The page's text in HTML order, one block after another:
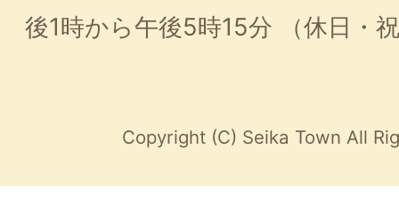
後1時から午後5時15分
（休日・
Copyright (C) Seika Town All